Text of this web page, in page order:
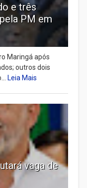
e três
PM em
Maringá após
outros dois
Leia Mais
vaga de